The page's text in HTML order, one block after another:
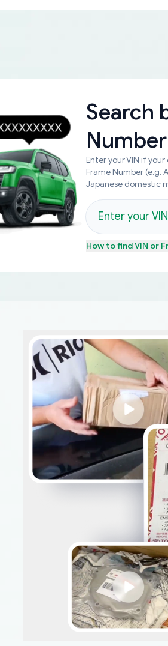
Search
Number
Enter your VIN if
Frame Number (e.g.
Japanese domestic
How to findVIN or